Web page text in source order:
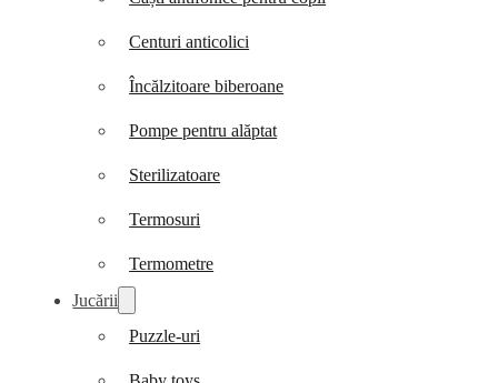
Centuri anticolici
Încălzitoare biberoane
Pompe pentru alăptat
Sterilizatoare
Termosuri
Termometre
Jucării
Puzzle-uri